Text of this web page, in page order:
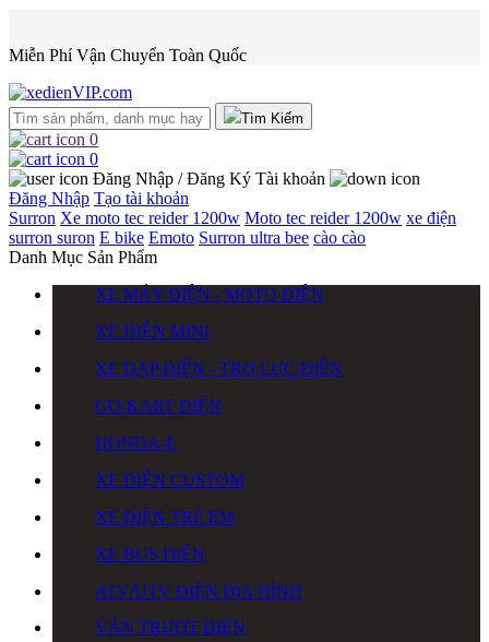
Miễn Phí Vận Chuyển Toàn Quốc
Tìm Kiếm
0
0
Đăng Nhập / Đăng Ký Tài khoản
Đăng Nhập Tạo tài khoản
Surron Xe moto tec reider 1200w Moto tec reider 1200w xe điện
surron suron E bike Emoto Surron ultra bee cào cào
Danh Mục Sản Phẩm
XE MÁY ĐIỆN - MOTO ĐIỆN
XE ĐIỆN MINI
XE ĐẠP ĐIỆN - TRỢ LỰC ĐIỆN
GO-KART ĐIỆN
HONDA-E
XE ĐIỆN CUSTOM
XE ĐIỆN TRẺ EM
XE BUS ĐIỆN
ATV/UTV ĐIỆN ĐỊA HÌNH
VÁN TRƯỢT ĐIỆN